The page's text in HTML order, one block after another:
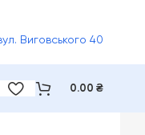
Виговського 40
0.00 ₴